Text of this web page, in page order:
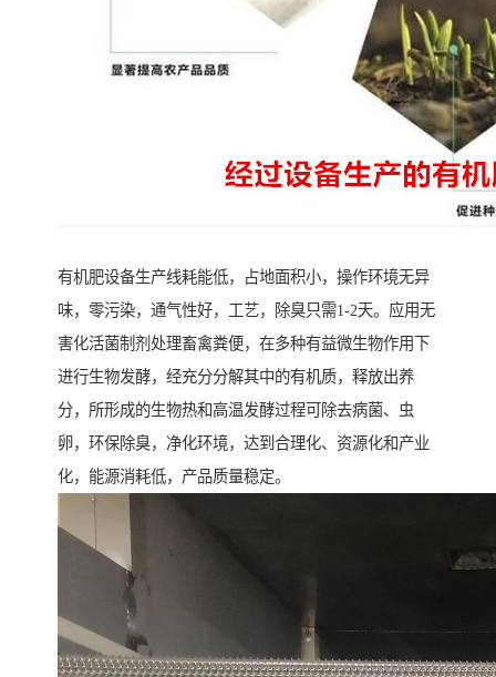
有机肥设备生产线耗能低，占地面积小，操作环境无异
味，零污染，通气性好，工艺，除臭只需1-2天。应用无
害化活菌制剂处理畜禽粪便，在多种有益微生物作用下
进行生物发酵，经充分分解其中的有机质，释放出养
分，所形成的生物热和高温发酵过程可除去病菌、虫
卵，环保除臭，净化环境，达到合理化、资源化和产业
化，能源消耗低，产品质量稳定。